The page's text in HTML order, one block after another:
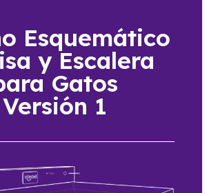
Esquemático
y Escalera
Gatos
Versión 1